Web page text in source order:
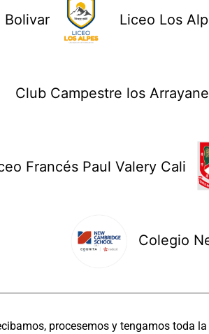
Bolivar Liceo Los
Club Campestre los
Francés Paul Valery Cali
Colegio
procesemos y tengamos toda